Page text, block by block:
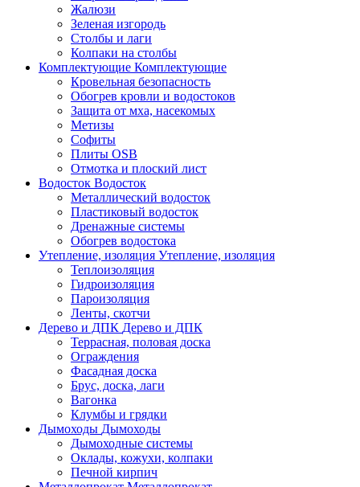
Жалюзи
Зеленая изгородь
Столбы и лаги
Колпаки на столбы
Комплектующие Комплектующие
Кровельная безопасность
Обогрев кровли и водостоков
Защита от мха, насекомых
Метизы
Софиты
Плиты OSB
Отмотка и плоский лист
Водосток Водосток
Металлический водосток
Пластиковый водосток
Дренажные системы
Обогрев водостока
Утепление, изоляция Утепление, изоляция
Теплоизоляция
Гидроизоляция
Пароизоляция
Ленты, скотчи
Дерево и ДПК Дерево и ДПК
Террасная, половая доска
Ограждения
Фасадная доска
Брус, доска, лаги
Вагонка
Клумбы и грядки
Дымоходы Дымоходы
Дымоходные системы
Оклады, кожухи, колпаки
Печной кирпич